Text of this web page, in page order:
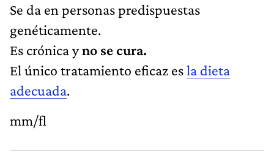
Se da en personas predispuestas
genéticamente.
Es crónica yno se cura.
El único tratamiento eficaz esla dieta
adecuada.
mm/fl